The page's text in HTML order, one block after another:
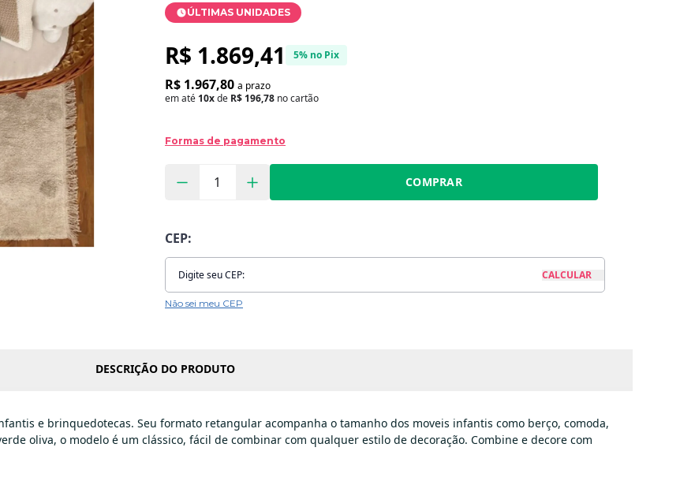
ÚLTIMAS UNIDADES
R$ 1.869,41 5% no Pix
R$ 1.967,80 a prazo
em até 10xde R$ 196,78 no cartão
Formas de pagamento
COMPRAR
CEP:
Não sei meu CEP
DESCRIÇÃO DO PRODUTO
e brinquedotecas. Seu formato retangular acompanha o tamanho dos moveis infantis como berço, comoda,
oliva, o modelo é um clássico, fácil de combinar com qualquer estilo de decoração. Combine e decore com